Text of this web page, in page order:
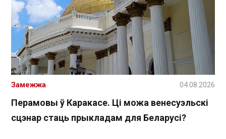
Перамовы ў Каракасе. Ці можа венесуэльскі
сцэнар стаць прыкладам для Беларусі?
Замежжа 04.08.2026